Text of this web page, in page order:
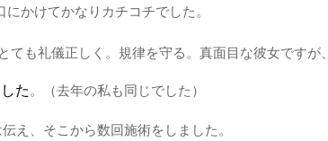
にかけてかなりカチコチでした。
とても礼儀正しく。規律を守る。真面目な彼女ですが、
た 。（去年の私も同じでした）
え、そこから数回施術をしました。